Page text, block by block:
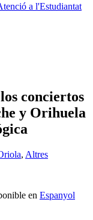
a l'Estudiantat
conciertos
y Orihuela
, Altres
en Espanyol